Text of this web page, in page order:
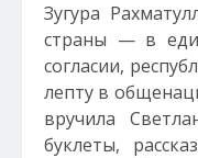
Зугура
страны — в
согласии,
лепту в
вручила
буклеты,